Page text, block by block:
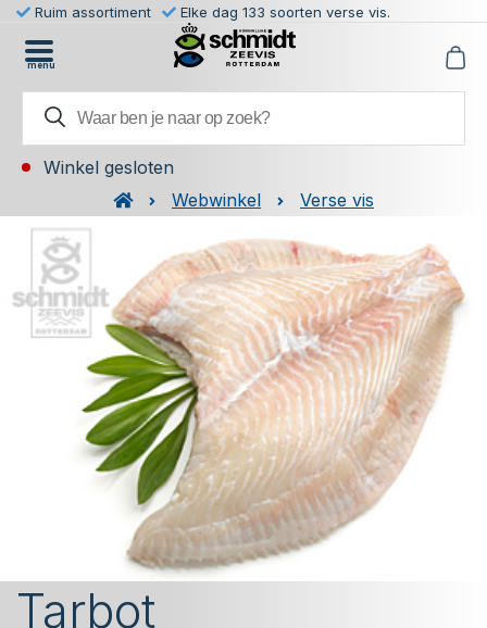
Ruim assortiment Elke dag 133 soorten verse vis.
menu
Winkel gesloten
Webwinkel
Verse vis
Tarbot